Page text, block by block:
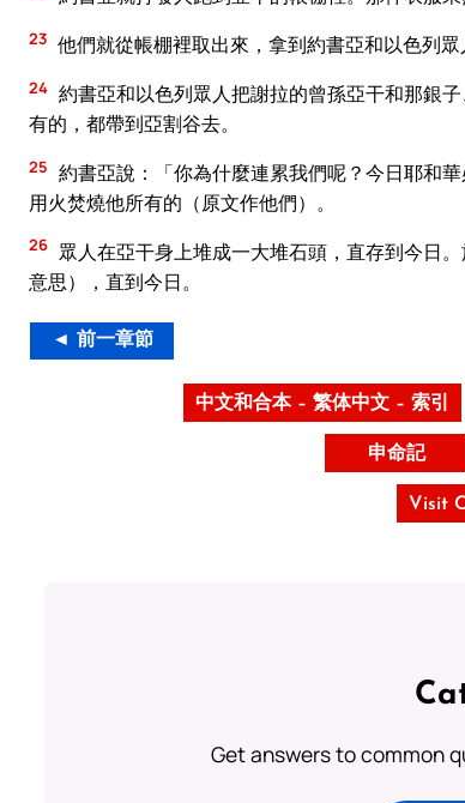
23 他們就從帳棚裡取出來，拿到約書亞和以色列眾
24 約書亞和以色列眾人把謝拉的曾孫亞干和那銀
有的，都帶到亞割谷去。
25 約書亞說：「你為什麼連累我們呢？今日耶和
用火焚燒他所有的（原文作他們）。
26 眾人在亞干身上堆成一大堆石頭，直存到今日
意思），直到今日。
◄ 前一章節
中文和合本 – 繁体中文 – 索引
申命記
Visit
Get answers to common